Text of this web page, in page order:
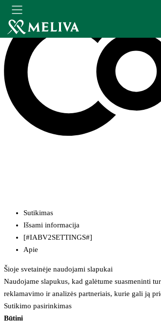
Sutikimas
Išsami informacija
[#IABV2SETTINGS#]
Apie
Šioje svetainėje naudojami slapukai
Naudojame slapukus, kad galėtume suasmeninti
reklamavimo ir analizės partneriais, kurie gali ją
Sutikimo pasirinkimas
Būtini